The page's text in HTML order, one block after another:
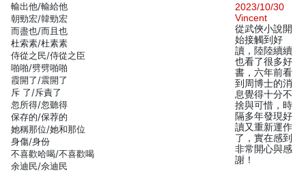
輸出他/輸給他
朝勁宏/韓勁宏
而盡也/而且也
杜索素/杜素素
侍從之民/侍從之臣
啪啪/劈劈啪啪
霞開了/震開了
斥 了/斥責了
忽所得/忽聽得
保存的/保荐的
她稱那位/她和那位
身傷/身份
不喜歡哈喝/不喜歡喝
余迪民/佘迪民
2023/10/30
Vincent
從武俠小說開
始接觸到好
讀，陸陸續續
也看了很多好
書，六年前看
到周博士的消
息覺得十分不
捨與可惜，時
隔多年發現好
讀又重新運作
了，實在感到
非常開心與感
謝！